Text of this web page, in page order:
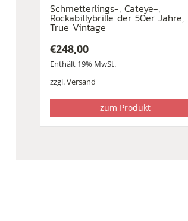
Schmetterlings-, Cateye-,
Rockabillybrille der 50er Jahre,
True Vintage
€248,00
Enthält 19% MwSt.
zzgl.Versand
zum Produkt